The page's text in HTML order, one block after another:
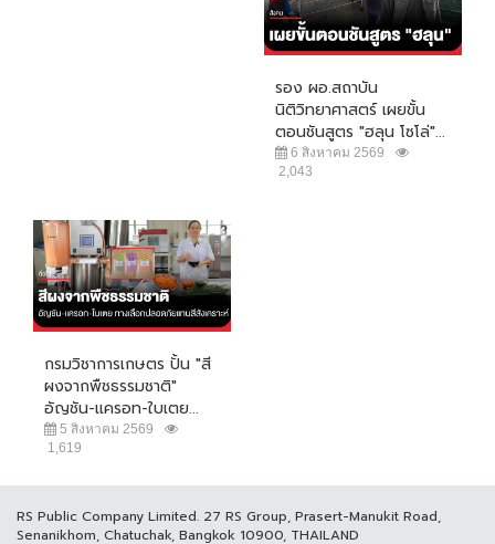
รอง ผอ.สถาบัน
นิติวิทยาศาสตร์ เผยขั้น
ตอนชันสูตร "ฮลุน โซโล่"...
6 สิงหาคม 2569
2,043
กรมวิชาการเกษตร ปั้น "สี
ผงจากพืชธรรมชาติ"
อัญชัน-แครอท-ใบเตย...
5 สิงหาคม 2569
1,619
RS Public Company Limited. 27 RS Group, Prasert-Manukit Road,
Senanikhom, Chatuchak, Bangkok 10900, THAILAND